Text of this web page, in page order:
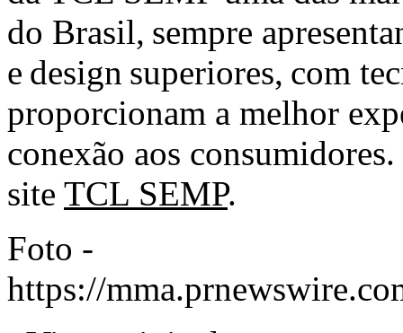
do Brasil, sempre
e design superiores, com
proporcionam a melhor
conexão aos
site TCL SEMP.
Foto -
https://